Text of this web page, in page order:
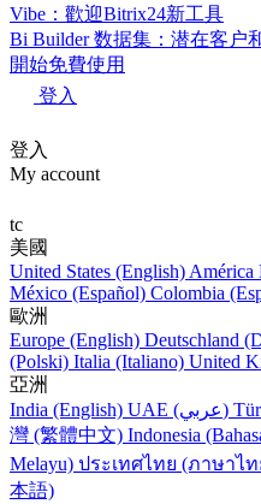
Vibe：歡迎Bitrix24新工具
Bi Builder 数据集：潜在客户
開始免費使用
登入
登入
My account
tc
美國
United States (English) América
México (Español) Colombia
歐洲
Europe (English) Deutschland
(Polski) Italia (Italiano) United
亞洲
India (English)
UAE (عربي)
灣 (繁體中文) Indonesia
Melayu) ประเทศไทย (ภาษาไท
本語)